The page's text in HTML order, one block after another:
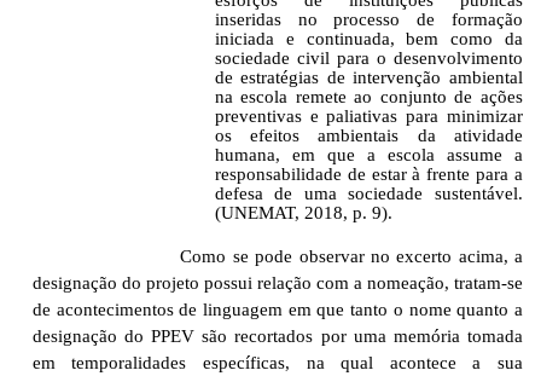
inseridas no processo de formação
iniciada e continuada, bem como da
sociedade civil para o desenvolvimento
de estratégias de intervenção ambiental
na escola remete ao conjunto de ações
preventivas e paliativas para minimizar
os efeitos ambientais da atividade
humana, em que a escola assume a
responsabilidade de estar à frente para a
defesa de uma sociedade sustentável.
(UNEMAT, 2018, p. 9).
Como se pode observar no excerto acima, a
designação do projeto possui relação com a nomeação, tratam-se
de acontecimentos de linguagem em que tanto o nome quanto a
designação do PPEV são recortados por uma memória tomada
em temporalidades específicas, na qual acontece a sua